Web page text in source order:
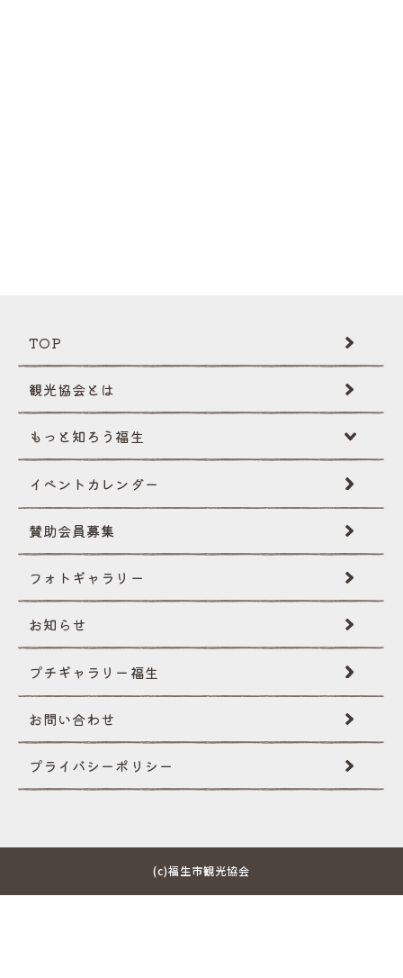
TOP
観光協会とは
もっと知ろう福生
福生ミニ辞典
伝統･文化
創作民話
文化財
国際性･イベント
自然･景観
イベントギャラリー
イベントカレンダー
賛助会員募集
フォトギャラリー
お知らせ
プチギャラリー福生
お問い合わせ
プライバシーポリシー
(c)福生市観光協会